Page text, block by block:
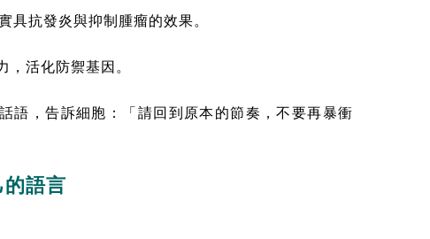
具抗發炎與抑制腫瘤的效果。
，活化防禦基因。
語，告訴細胞：「請回到原本的節奏，不要再暴衝
的語言